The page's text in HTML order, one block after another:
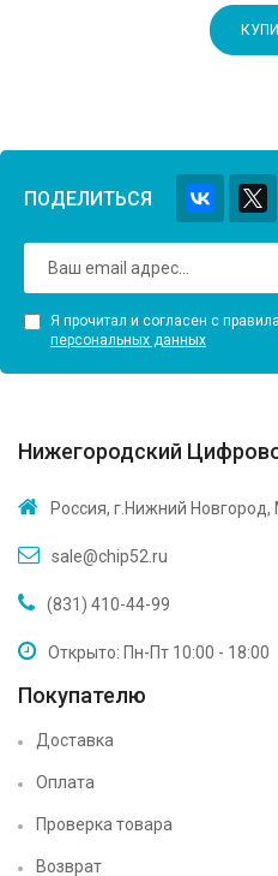
ПОДЕЛИТЬСЯ
Я прочитал и согласен с
персональных данных
Нижегородский
Россия, г.Нижний
sale@chip52.ru
(831) 410-44-99
Открыто: Пн-Пт 10:00 - 18:00
Покупателю
Доставка
Оплата
Проверка товара
Возврат